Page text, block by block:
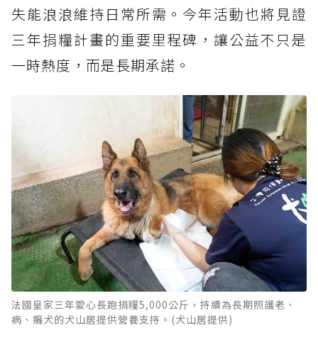
失能浪浪維持日常所需。今年活動也將見證
三年捐糧計畫的重要里程碑，讓公益不只是
一時熱度，而是長期承諾。
法國皇家三年愛心長跑捐糧5,000公斤，持續為長期照護老、
病、癱犬的犬山居提供營養支持。(犬山居提供)